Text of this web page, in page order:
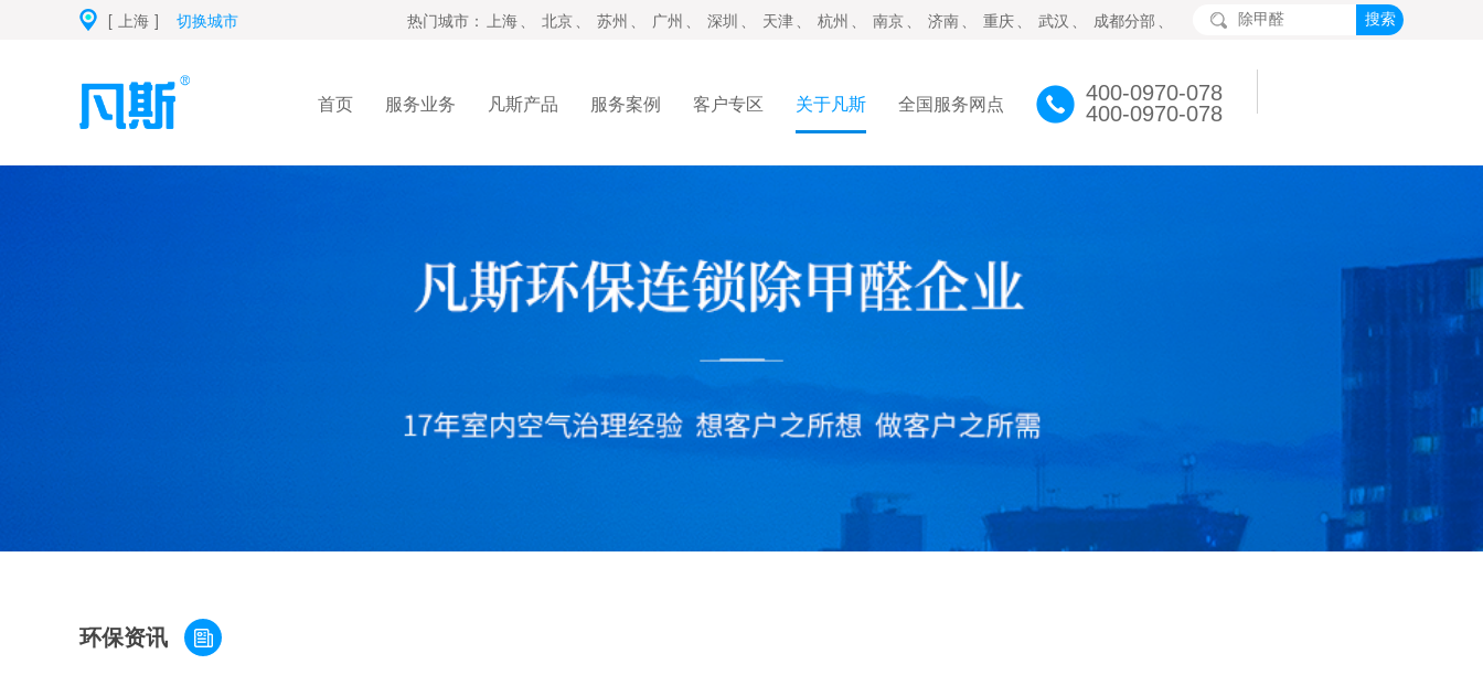
[ 上海 ] 切换城市 热门城市： 上海 、 北京 、 苏州 、 广州 、 深圳 、 天津 、 杭州 、 南京 、 济南 、 重庆 、 武汉 、 成都分部 、
400-0970-078
400-0970-078
首页 服务业务 凡斯产品 服务案例 客户专区 关于凡斯 全国服务网点
环保资讯